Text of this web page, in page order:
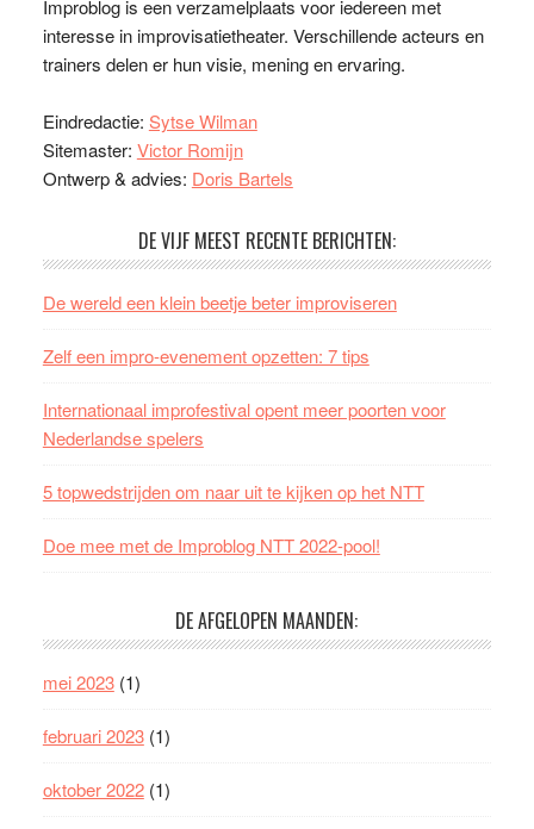
Improblog is een verzamelplaats voor iedereen met
interesse in improvisatietheater. Verschillende acteurs en
trainers delen er hun visie, mening en ervaring.
Eindredactie: Sytse Wilman
Sitemaster: Victor Romijn
Ontwerp & advies: Doris Bartels
DE VIJF MEEST RECENTE BERICHTEN:
De wereld een klein beetje beter improviseren
Zelf een impro-evenement opzetten: 7 tips
Internationaal improfestival opent meer poorten voor
Nederlandse spelers
5 topwedstrijden om naar uit te kijken op het NTT
Doe mee met de Improblog NTT 2022-pool!
DE AFGELOPEN MAANDEN:
mei 2023(1)
februari 2023(1)
oktober 2022(1)